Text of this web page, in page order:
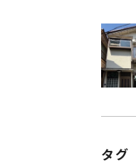
タグ